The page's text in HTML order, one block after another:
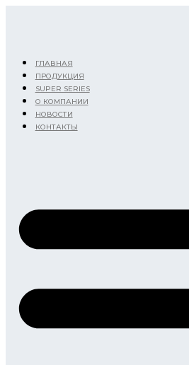
ГЛАВНАЯ
ПРОДУКЦИЯ
SUPER SERIES
О КОМПАНИИ
НОВОСТИ
КОНТАКТЫ